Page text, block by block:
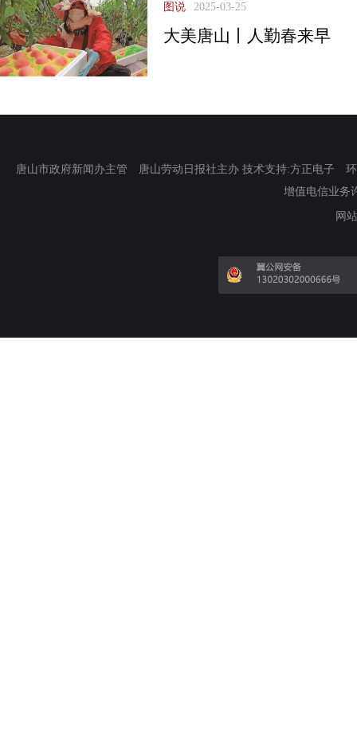
图说 2025-03-25
大美唐山丨人勤春来早
唐山市政府新闻办主管 唐山劳动日报社主办 技术支持:方正电子
增值电信业务
网